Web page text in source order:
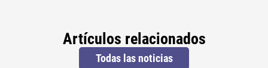
Artículos relacionados
Todas las noticias